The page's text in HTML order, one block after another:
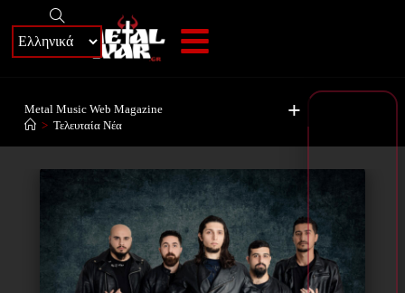
+
Metal Music Web Magazine
> Τελευταία Νέα